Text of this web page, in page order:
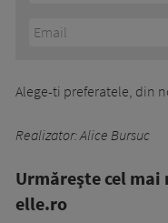
Alege-ti preferatele, din
Realizator: Alice Bursuc
Urmăreşte cel mai
elle.ro